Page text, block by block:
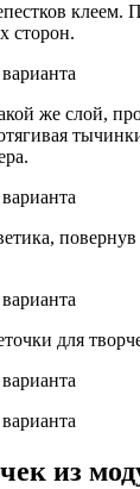
клеем.
сторон.
же слой,
для
из